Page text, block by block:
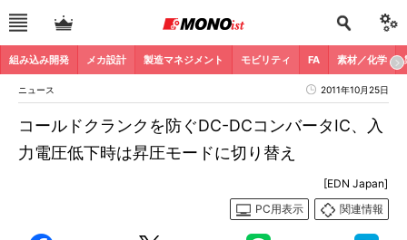
組み込み開発 メカ設計 製造マネジメント モビリティ FA 素材／化学
ニュース 2011年10月25日
コールドクランクを防ぐDC-DCコンバータIC、入
力電圧低下時は昇圧モードに切り替え
[EDN Japan]
PC用表示
関連情報